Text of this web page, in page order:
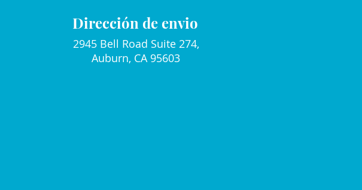
Dirección de envio
2945 Bell Road Suite 274,
Auburn, CA 95603